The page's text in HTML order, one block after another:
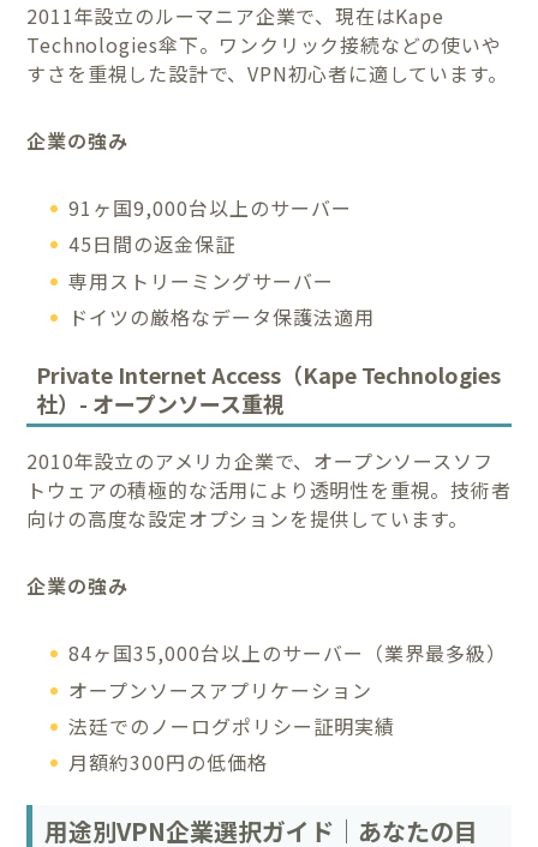
2011年設立のルーマニア企業で、現在はKape
Technologies傘下。ワンクリック接続などの使いや
すさを重視した設計で、VPN初心者に適しています。
企業の強み
91ヶ国9,000台以上のサーバー
45日間の返金保証
専用ストリーミングサーバー
ドイツの厳格なデータ保護法適用
Private Internet Access（Kape Technologies
社）- オープンソース重視
2010年設立のアメリカ企業で、オープンソースソフ
トウェアの積極的な活用により透明性を重視。技術者
向けの高度な設定オプションを提供しています。
企業の強み
84ヶ国35,000台以上のサーバー（業界最多級）
オープンソースアプリケーション
法廷でのノーログポリシー証明実績
月額約300円の低価格
用途別VPN企業選択ガイド｜あなたの目